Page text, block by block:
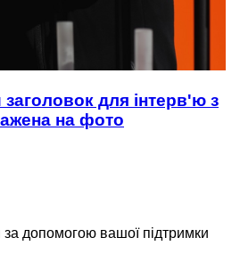
для інтерв'ю з
на фото
допомогою вашої підтримки